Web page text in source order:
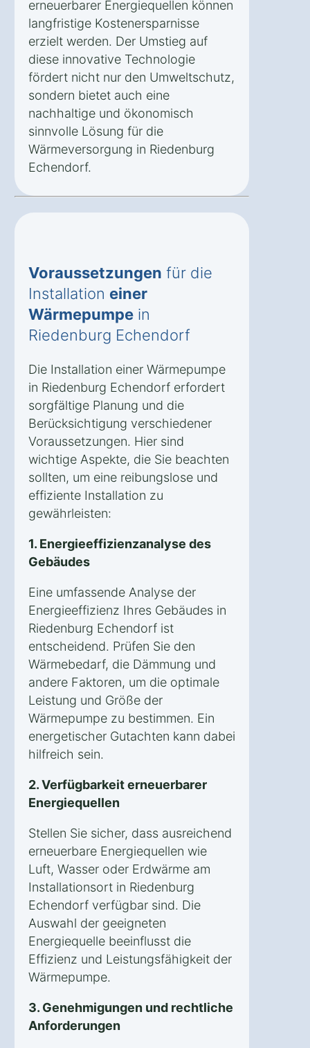
erneuerbarer Energiequellen können
langfristige Kostenersparnisse
erzielt werden. Der Umstieg auf
diese innovative Technologie
fördert nicht nur den Umweltschutz,
sondern bietet auch eine
nachhaltige und ökonomisch
sinnvolle Lösung für die
Wärmeversorgung in Riedenburg
Echendorf.
Voraussetzungen für die
Installation einer
Wärmepumpe in
Riedenburg Echendorf
Die Installation einer Wärmepumpe
in Riedenburg Echendorf erfordert
sorgfältige Planung und die
Berücksichtigung verschiedener
Voraussetzungen. Hier sind
wichtige Aspekte, die Sie beachten
sollten, um eine reibungslose und
effiziente Installation zu
gewährleisten:
1. Energieeffizienzanalyse des
Gebäudes
Eine umfassende Analyse der
Energieeffizienz Ihres Gebäudes in
Riedenburg Echendorf ist
entscheidend. Prüfen Sie den
Wärmebedarf, die Dämmung und
andere Faktoren, um die optimale
Leistung und Größe der
Wärmepumpe zu bestimmen. Ein
energetischer Gutachten kann dabei
hilfreich sein.
2. Verfügbarkeit erneuerbarer
Energiequellen
Stellen Sie sicher, dass ausreichend
erneuerbare Energiequellen wie
Luft, Wasser oder Erdwärme am
Installationsort in Riedenburg
Echendorf verfügbar sind. Die
Auswahl der geeigneten
Energiequelle beeinflusst die
Effizienz und Leistungsfähigkeit der
Wärmepumpe.
3. Genehmigungen und rechtliche
Anforderungen